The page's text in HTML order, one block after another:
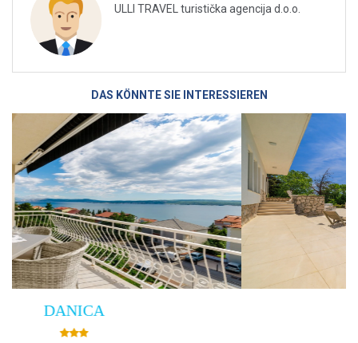
ULLI TRAVEL turistička agencija d.o.o.
DAS KÖNNTE SIE INTERESSIEREN